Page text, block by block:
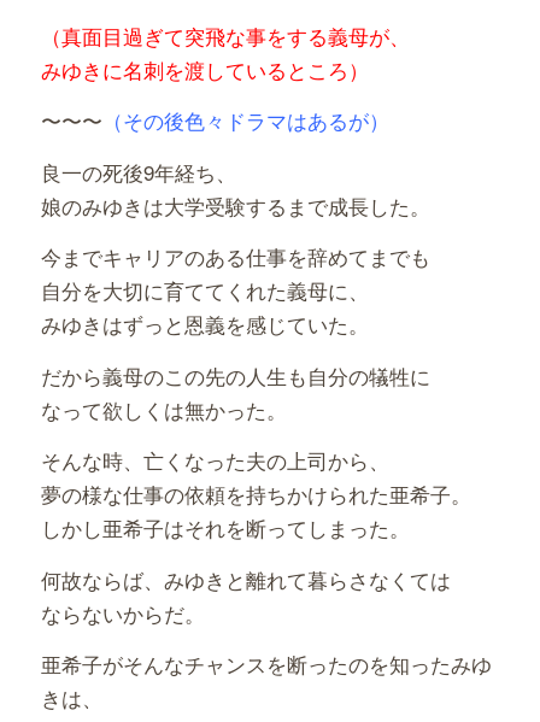
（真面目過ぎて突飛な事をする義母が、
みゆきに名刺を渡しているところ）
〜〜〜 （その後色々ドラマはあるが）
良一の死後9年経ち、
娘のみゆきは大学受験するまで成長した。
今までキャリアのある仕事を辞めてまでも
自分を大切に育ててくれた義母に、
みゆきはずっと恩義を感じていた。
だから義母のこの先の人生も自分の犠牲に
なって欲しくは無かった。
そんな時、亡くなった夫の上司から、
夢の様な仕事の依頼を持ちかけられた亜希子。
しかし亜希子はそれを断ってしまった。
何故ならば、みゆきと離れて暮らさなくては
ならないからだ。
亜希子がそんなチャンスを断ったのを知ったみゆ
きは、